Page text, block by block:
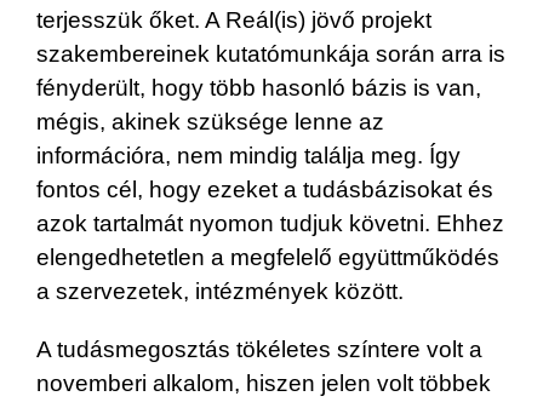
terjesszük őket. A Reál(is) jövő projekt
szakembereinek kutatómunkája során arra is
fényderült, hogy több hasonló bázis is van,
mégis, akinek szüksége lenne az
információra, nem mindig találja meg. Így
fontos cél, hogy ezeket a tudásbázisokat és
azok tartalmát nyomon tudjuk követni. Ehhez
elengedhetetlen a megfelelő együttműködés
a szervezetek, intézmények között.
A tudásmegosztás tökéletes színtere volt a
novemberi alkalom, hiszen jelen volt többek